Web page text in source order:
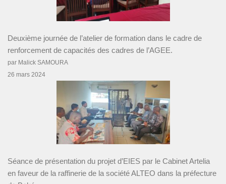
Deuxième journée de l’atelier de formation dans le cadre de
renforcement de capacités des cadres de l’AGEE.
par Malick SAMOURA
26 mars 2024
Séance de présentation du projet d’EIES par le Cabinet Artelia
en faveur de la raffinerie de la société ALTEO dans la préfecture